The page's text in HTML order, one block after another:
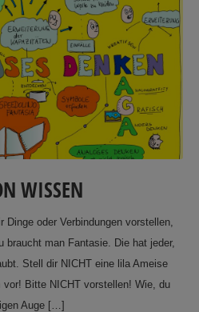
WISSEN
oder Verbindungen vorstellen,
man Fantasie. Die hat jeder,
Stell dir NICHT eine lila Ameise
Bitte NICHT vorstellen! Wie, du
Auge […]